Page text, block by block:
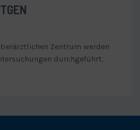
Zentrum werden
durchgeführt.